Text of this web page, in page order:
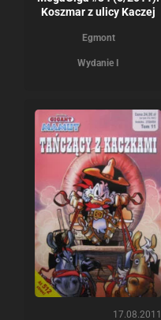
Koszmar z ulicy Kaczej
Egmont
Wydanie I
17.08.2011